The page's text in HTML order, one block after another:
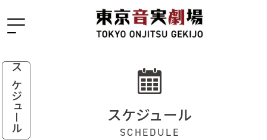
スケジュール スケジュール
SCHEDULE